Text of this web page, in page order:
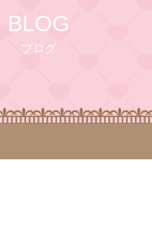
BLOG
ブログ